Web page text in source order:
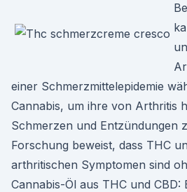
einer Schmerzmittelepidemie
Cannabis, um ihre von Arthritis
Schmerzen und Entzündungen
Forschung beweist, dass THC
arthritischen Symptomen sind
Cannabis-Öl aus THC und